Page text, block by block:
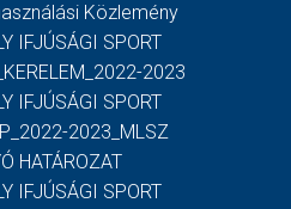
Közlemény
IFJÚSÁGI SPORT
2023
IFJÚSÁGI SPORT
2023_MLSZ
HATÁROZAT
IFJÚSÁGI SPORT